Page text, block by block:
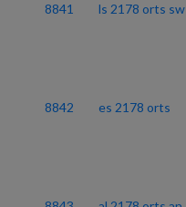
8841 ls 2178 orts sw
8842 es 2178 orts